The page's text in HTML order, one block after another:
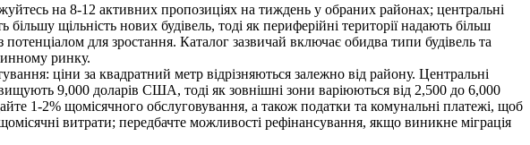
на 8-12 активних пропозиціях на тиждень у обраних районах; центральні
щільність нових будівель, тоді як периферійні території надають більш
потенціалом для зростання. Каталог зазвичай включає обидва типи будівель та
ринку.
ціни за квадратний метр відрізняються залежно від району. Центральні
9,000 доларів США, тоді як зовнішні зони варіюються від 2,500 до 6,000
1-2% щомісячного обслуговування, а також податки та комунальні платежі, щоб
витрати; передбачте можливості рефінансування, якщо виникне міграція